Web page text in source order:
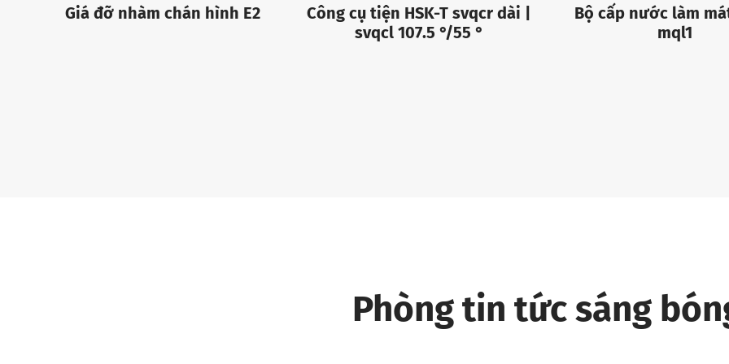
Giá đỡ nhàm chán hình E2
Công cụ tiện HSK-T svqcr dài |
svqcl 107.5 °/55 °
Bộ cấp nước làm
mql1
Phòng tin tức sáng